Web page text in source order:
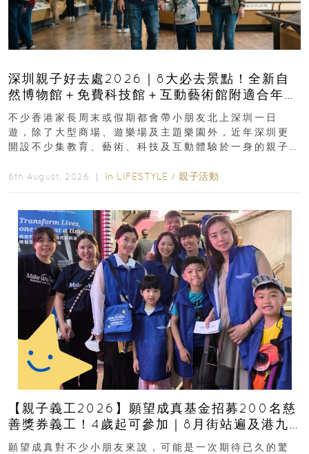
深圳親子好去處2026｜8大必去景點！全新自
然博物館＋免費科技館＋互動藝術館附適合年
齡、交通、門票、開放時間
不少香港家長周末或假期都會帶小朋友北上深圳一日
遊，除了大型商場、遊樂場及主題樂園外，近年深圳更
開設不少集教育、藝術、科技及互動體驗於一身的親子
6th August, 2026 ｜ In LIFESTYLE / 親子活動
【親子義工2026】願望成真基金招募200名慈
善獎券義工！4歲起可參加｜8月街站遍及港九
新界
願望成真對不少小朋友來說，可能是一次期待已久的驚